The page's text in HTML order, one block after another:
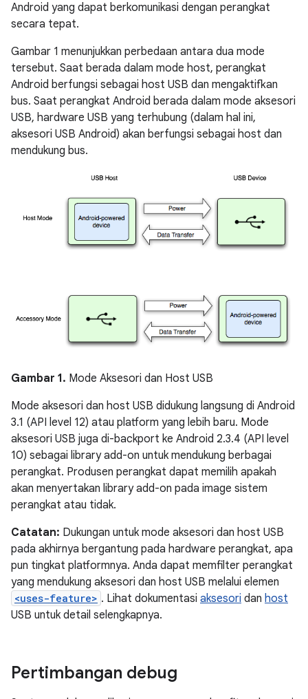
Android yang dapat berkomunikasi dengan perangkat
secara tepat.
Gambar 1 menunjukkan perbedaan antara dua mode
tersebut. Saat berada dalam mode host, perangkat
Android berfungsi sebagai host USB dan mengaktifkan
bus. Saat perangkat Android berada dalam mode aksesori
USB, hardware USB yang terhubung (dalam hal ini,
aksesori USB Android) akan berfungsi sebagai host dan
mendukung bus.
Gambar 1. Mode Aksesori dan Host USB
Mode aksesori dan host USB didukung langsung di Android
3.1 (API level 12) atau platform yang lebih baru. Mode
aksesori USB juga di-backport ke Android 2.3.4 (API level
10) sebagai library add-on untuk mendukung berbagai
perangkat. Produsen perangkat dapat memilih apakah
akan menyertakan library add-on pada image sistem
perangkat atau tidak.
Catatan: Dukungan untuk mode aksesori dan host USB
pada akhirnya bergantung pada hardware perangkat, apa
pun tingkat platformnya. Anda dapat memfilter perangkat
yang mendukung aksesori dan host USB melalui elemen
<uses-feature> . Lihat dokumentasi aksesori dan host
USB untuk detail selengkapnya.
Pertimbangan debug